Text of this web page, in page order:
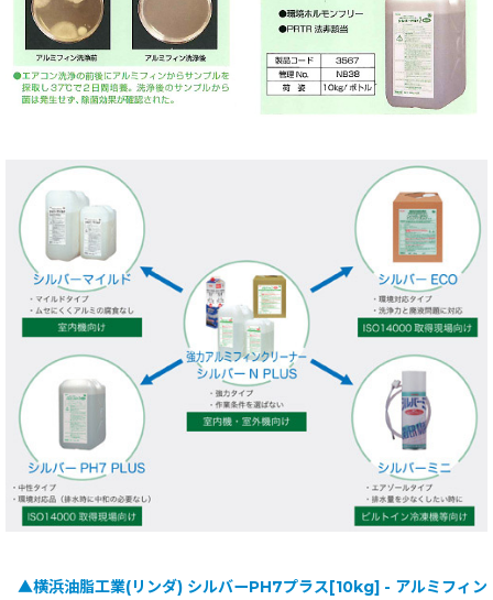
▲横浜油脂工業(リンダ) シルバーPH7プラス[10kg] - アルミフィン